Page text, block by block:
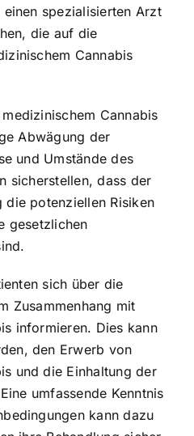
spezialisierten Arzt
die auf die
Cannabis
Cannabis
Abwägung der
und Umstände des
sicherstellen, dass der
die potenziellen Risiken
gesetzlichen
sich über die
Zusammenhang mit
informieren. Dies kann
den Erwerb von
und die Einhaltung der
umfassende Kenntnis
kann dazu